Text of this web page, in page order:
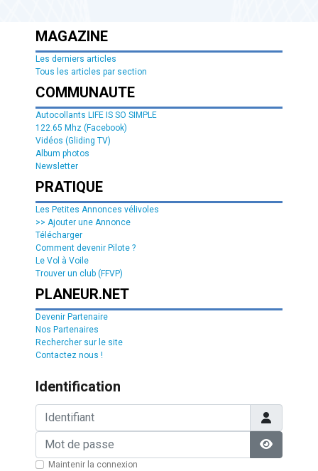
MAGAZINE
Les derniers articles
Tous les articles par section
COMMUNAUTE
Autocollants LIFE IS SO SIMPLE
122.65 Mhz (Facebook)
Vidéos (Gliding TV)
Album photos
Newsletter
PRATIQUE
Les Petites Annonces vélivoles
>> Ajouter une Annonce
Télécharger
Comment devenir Pilote ?
Le Vol à Voile
Trouver un club (FFVP)
PLANEUR.NET
Devenir Partenaire
Nos Partenaires
Rechercher sur le site
Contactez nous !
Identification
Afficher
Maintenir la connexion